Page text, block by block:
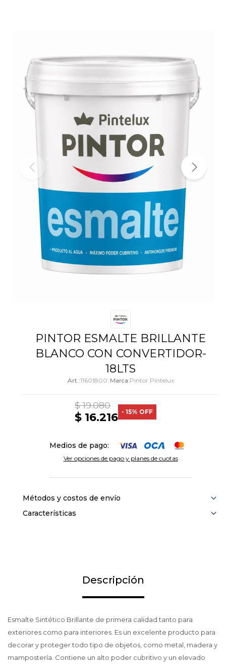
PINTOR ESMALTE BRILLANTE
BLANCO CON CONVERTIDOR-
18LTS
11601800 Pintor Pintelux
$ 16.216
$ 19.080
15
Medios de pago:
Ver opciones de pago y planes de cuotas
Métodos y costos de envío
Características
Descripción
Esmalte Sintético Brillante de primera calidad tanto para
exteriores como para interiores. Es un excelente producto para
decorar y proteger todo tipo de objetos, como metal, madera y
mampostería. Contiene un alto poder cubritivo y un elevado